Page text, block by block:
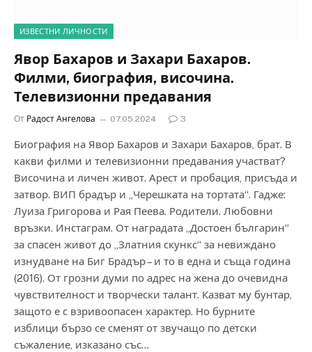
ИЗВЕСТНИ ЛИЧНОСТИ
Явор Бахаров и Захари Бахаров.
Филми, биография, височина.
Телевизионни предавания
От Радост Ангелова 07.05.2024 3
Биография на Явор Бахаров и Захари Бахаров, брат. В
какви филми и телевизионни предавания участват?
Височина и личен живот. Арест и пробация, присъда и
затвор. ВИП брадър и „Черешката на тортата“. Гадже:
Луиза Григорова и Рая Пеева. Родители. Любовни
връзки. Инстаграм. От наградата „Достоен българин“
за спасен живот до „Златния скункс“ за невиждано
изнудване на Биг Брадър – и то в една и съща година
(2016). От грозни думи по адрес на жена до очевидна
чувствителност и творчески талант. Казват му бунтар,
защото е с взривоопасен характер. Но бурните
изблици бързо се сменят от звучащо по детски
съжаление, изказано със…